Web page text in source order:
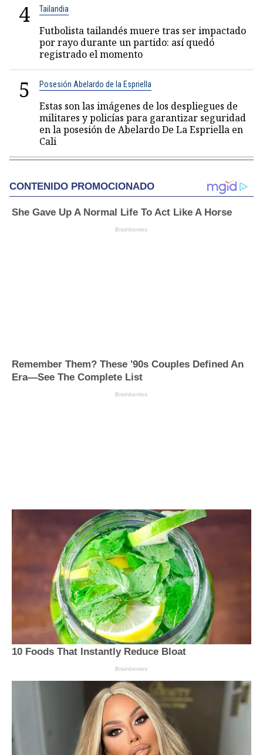
4 Tailandia
Futbolista tailandés muere tras ser impactado
por rayo durante un partido: así quedó
registrado el momento
5 Posesión Abelardo de la Espriella
Estas son las imágenes de los despliegues de
militares y policías para garantizar seguridad
en la posesión de Abelardo De La Espriella en
Cali